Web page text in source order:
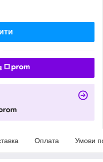
Оплата Умови